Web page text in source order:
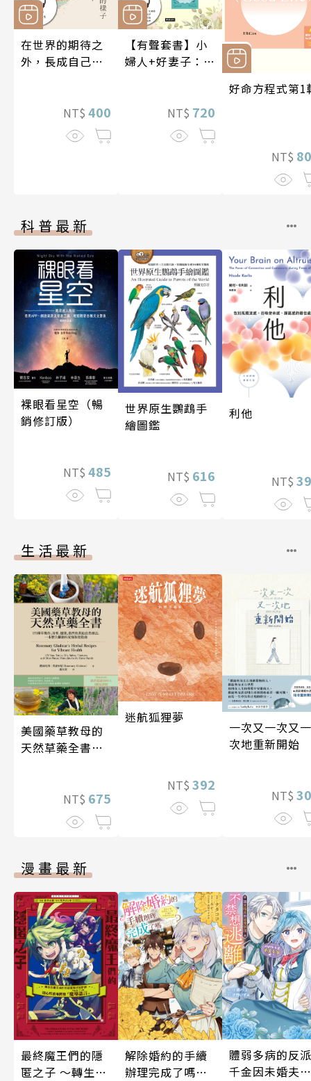
在世界的期待之
外，長成自己的
NT$ 400
【有聲套書】小
婦人+好妻子：路
NT$ 720
好命方程式第1
NT$
科普最新
裸眼看星空（暢
銷修訂版）
NT$ 485
世界原生鸚鵡手
繪圖鑑
NT$ 616
利他
NT$
生活最新
美國藥草教母的
天然草藥全書
NT$ 675
迷航狐狸夢
NT$ 392
一次又一次又一
次地重新開始
NT$
漫畫最新
最終魔王們的隱
匿之子 ～轉生到
解除婚約的手續
辦理完成了嗎？
體弱多病的反派
千金因未婚夫的